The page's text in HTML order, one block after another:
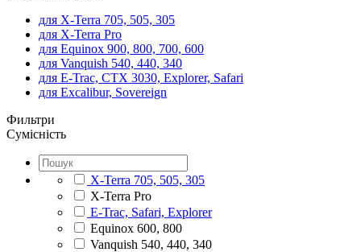
для X-Terra 705, 505, 305
для X-Terra Pro
для Equinox 900, 800, 700, 600
для Vanquish 540, 440, 340
для E-Trac, CTX 3030, Explorer, Safari
для Excalibur, Sovereign
Фильтри
Сумісність
X-Terra 705, 505, 305
X-Terra Pro
E-Trac, Safari, Explorer
Equinox 600, 800
Vanquish 540, 440, 340